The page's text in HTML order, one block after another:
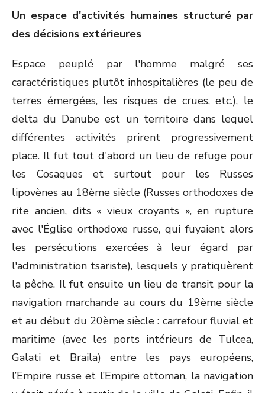
Un espace d'activités humaines structuré par
des décisions extérieures
Espace peuplé par l'homme malgré ses
caractéristiques plutôt inhospitalières (le peu de
terres émergées, les risques de crues, etc.), le
delta du Danube est un territoire dans lequel
différentes activités prirent progressivement
place. Il fut tout d'abord un lieu de refuge pour
les Cosaques et surtout pour les Russes
lipovènes au 18ème siècle (Russes orthodoxes de
rite ancien, dits « vieux croyants », en rupture
avec l'Église orthodoxe russe, qui fuyaient alors
les persécutions exercées à leur égard par
l'administration tsariste), lesquels y pratiquèrent
la pêche. Il fut ensuite un lieu de transit pour la
navigation marchande au cours du 19èmesiècle
et au début du 20èmesiècle : carrefour fluvial et
maritime (avec les ports intérieurs de Tulcea,
Galati et Braila) entre les pays européens,
l’Empire russe et l’Empire ottoman, la navigation